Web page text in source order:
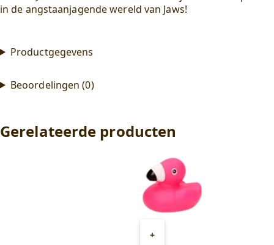
in de angstaanjagende wereld van Jaws!
Productgegevens
Beoordelingen (0)
Gerelateerde producten
+